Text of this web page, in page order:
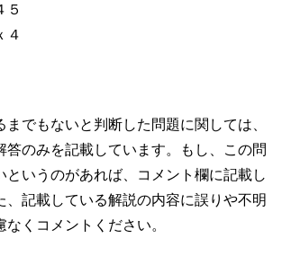
５
４
でもないと判断した問題に関しては、
答のみを記載しています。もし、この問
というのがあれば、コメント欄に記載し
、記載している解説の内容に誤りや不明
くコメントください。